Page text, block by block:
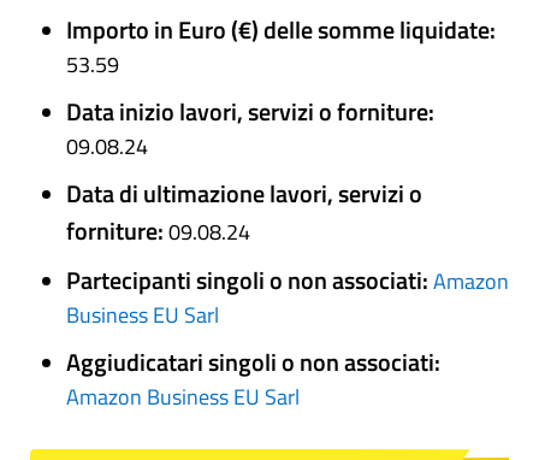
Importo in Euro (€) delle somme liquidate:
53.59
Data inizio lavori, servizi o forniture:
09.08.24
Data di ultimazione lavori, servizi o
forniture:09.08.24
Partecipanti singoli o non associati:Amazon
Business EU Sarl
Aggiudicatari singoli o non associati:
Amazon Business EU Sarl